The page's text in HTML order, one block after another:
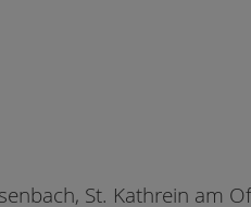
St. Kathrein am